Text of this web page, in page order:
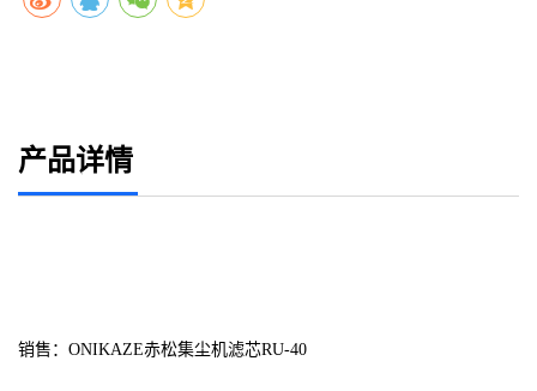
产品详情
销售：ONIKAZE赤松集尘机滤芯RU-40